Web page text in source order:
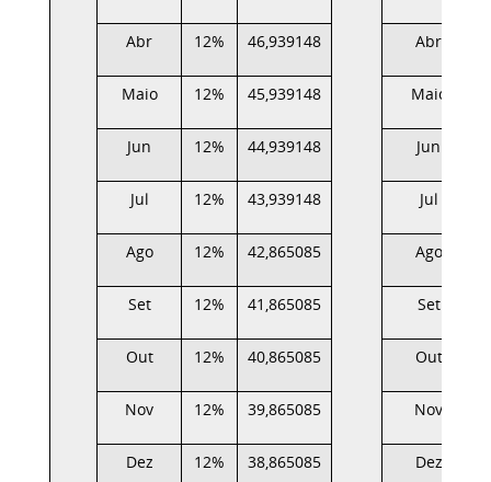
Abr 12% 46,939148 Abr
Maio 12% 45,939148 Maio
Jun 12% 44,939148 Jun
Jul 12% 43,939148 Jul
Ago 12% 42,865085 Ago
Set 12% 41,865085 Set
Out 12% 40,865085 Out
Nov 12% 39,865085 Nov
Dez 12% 38,865085 Dez